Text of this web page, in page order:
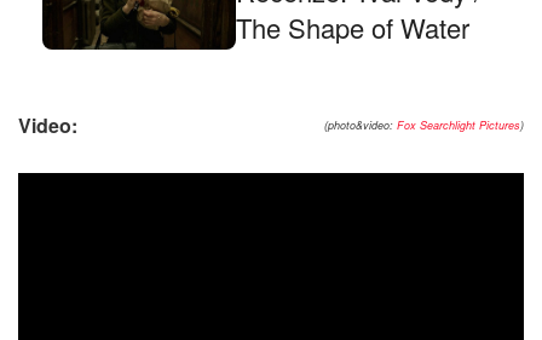
The Shape of Water
(photo&video: Fox Searchlight Pictures)
Video: